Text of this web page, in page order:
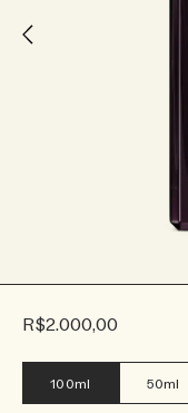
R$2.000,00
100ml 50ml